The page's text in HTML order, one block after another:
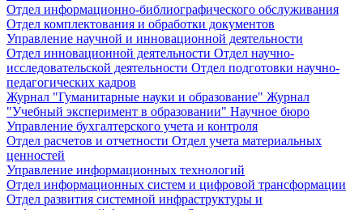
Отдел информационно-библиографического обслуживания
Отдел комплектования и обработки документов
Управление научной и инновационной деятельности
Отдел инновационной деятельности Отдел научно-
исследовательской деятельности Отдел подготовки научно-
педагогических кадров
Журнал "Гуманитарные науки и образование" Журнал
"Учебный эксперимент в образовании" Научное бюро
Управление бухгалтерского учета и контроля
Отдел расчетов и отчетности Отдел учета материальных
ценностей
Управление информационных технологий
Отдел информационных систем и цифровой трансформации
Отдел развития системной инфраструктуры и